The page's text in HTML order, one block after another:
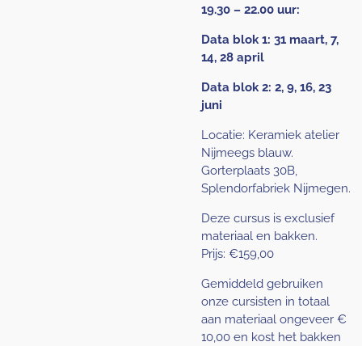
19.30 – 22.00 uur:
Data blok 1: 31 maart, 7,
14, 28 april
Data blok 2: 2, 9, 16, 23
juni
Locatie: Keramiek atelier
Nijmeegs blauw.
Gorterplaats 30B,
Splendorfabriek Nijmegen.
Deze cursus is exclusief
materiaal en bakken.
Prijs: €159,00
Gemiddeld gebruiken
onze cursisten in totaal
aan materiaal ongeveer €
10,00 en kost het bakken